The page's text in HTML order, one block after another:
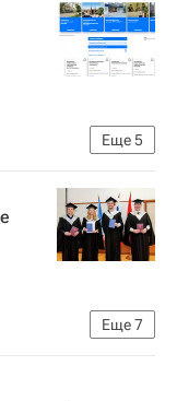
Еще5
Еще7